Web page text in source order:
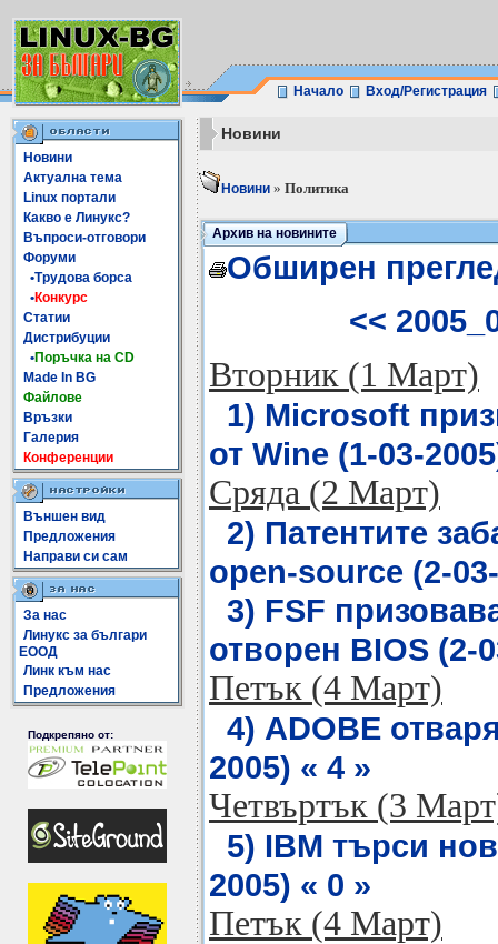
Начало Вход/Регистрация
Новини
Актуална тема
Linux портали
Какво е Линукс?
Въпроси-отговори
Форуми
•Трудова борса
•Конкурс
Статии
Дистрибуции
•Поръчка на CD
Made In BG
Файлове
Връзки
Галерия
Конференции
Външен вид
Предложения
Направи си сам
За нас
Линукс за българи
ЕООД
Линк към нас
Предложения
Подкрепяно от:
Новини
Новини » Политика
Архив на новините
Обширен
<<
Вторник (1 Март)
1) Microsoft
от Wine (1-03-
Сряда (2 Март)
2) Патентите
open-source (2-
3) FSF
отворен BIOS (2-
Петък (4 Март)
4) ADOBE
2005) « 4 »
Четвъртък (3
5) IBM търси
2005) « 0 »
Петък (4 Март)